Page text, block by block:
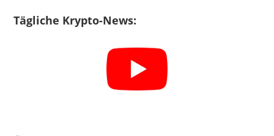
Tägliche Krypto-News: